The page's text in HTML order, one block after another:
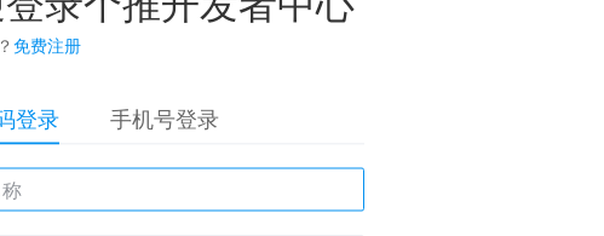
免费注册
登录 手机号登录